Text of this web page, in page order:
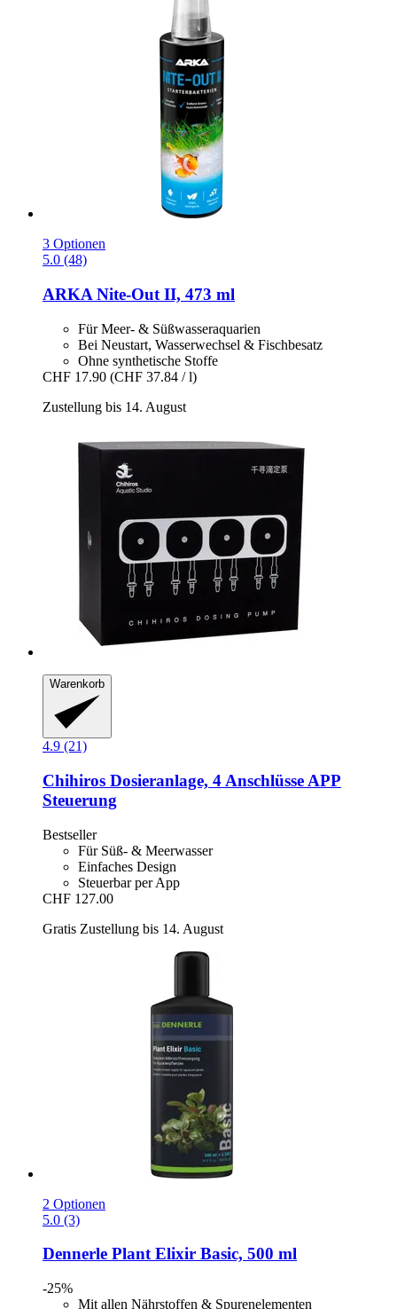
3 Optionen
5.0 (48)
ARKA Nite-​Out II, 473 ml
Für Meer- & Süßwasseraquarien
Bei Neustart, Wasserwechsel & Fischbesatz
Ohne synthetische Stoffe
CHF 17.90 (CHF 37.84 / l)
Zustellung bis 14. August
Warenkorb
4.9 (21)
Chihiros Dosieranlage, 4 Anschlüsse APP
Steuerung
Bestseller
Für Süß- & Meerwasser
Einfaches Design
Steuerbar per App
CHF 127.00
Gratis Zustellung bis 14. August
2 Optionen
5.0 (3)
Dennerle Plant Elixir Basic, 500 ml
-25%
Mit allen Nährstoffen & Spurenelementen